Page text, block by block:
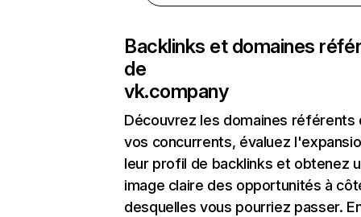
Backlinks et domaines
de
vk.company
Découvrez les domaines référents
vos concurrents, évaluez
leur profil de backlinks et obtenez
image claire des opportunités à
desquelles vous pourriez passer.